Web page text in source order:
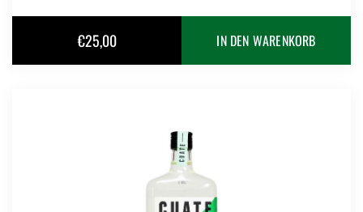
€25,00 IN DEN WARENKORB